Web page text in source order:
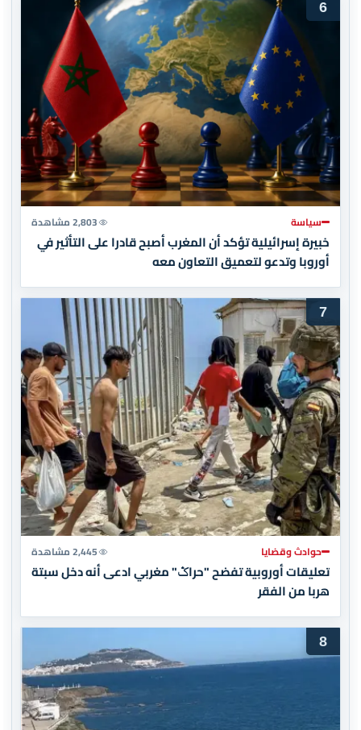
6
سياسة 2,803 مشاهدة
خبيرة إسرائيلية تؤكد أن المغرب أصبح قادرا على التأثير في
أوروبا وتدعو لتعميق التعاون معه
7
حوادث وقضايا 2,445 مشاهدة
تعليقات أوروبية تفضح "حراݣ" مغربي ادعى أنه دخل سبتة
هربا من الفقر
8